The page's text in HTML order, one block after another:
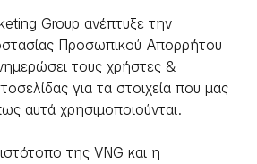
Group ανέπτυξε την
Προσωπικού Απορρήτου
τους χρήστες &
για τα στοιχεία που μας
αυτά χρησιμοποιούνται.
της VNG και η